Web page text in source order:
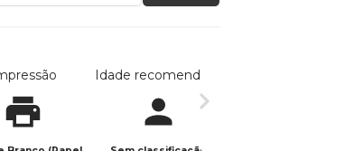
Idade recomendada